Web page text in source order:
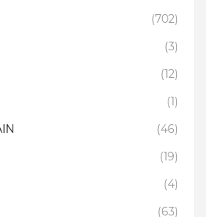
(702)
(3)
(12)
(1)
(46)
(19)
(4)
(63)